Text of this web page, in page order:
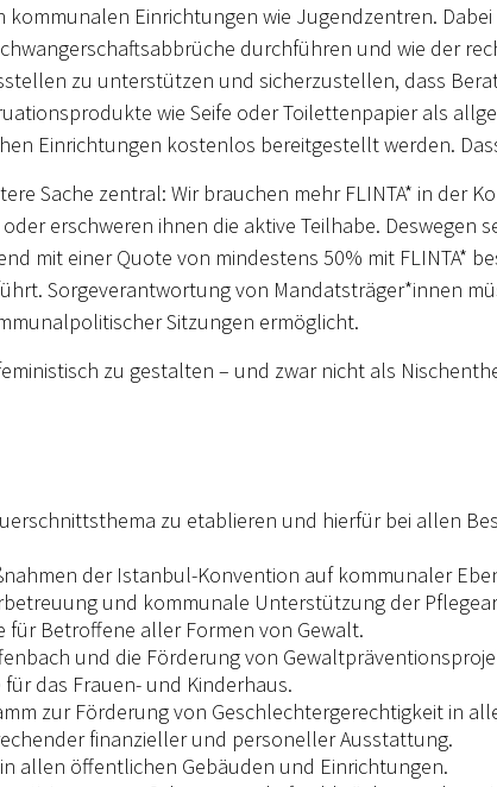
kommunalen Einrichtungen wie Jugendzentren.
durchführen und wie der
zu unterstützen und sicherzustellen, dass
wie Seife oder Toilettenpapier als
Einrichtungen kostenlos bereitgestellt werden.
Sache zentral: Wir brauchen mehr FLINTA* in der
erschweren ihnen die aktive Teilhabe. Deswegen
mit einer Quote von mindestens 50% mit FLINTA*
Sorgeverantwortung von Mandatsträger*innen
Sitzungen ermöglicht.
zu gestalten – und zwar nicht als
zu etablieren und hierfür bei allen
der Istanbul-Konvention auf kommunaler
und kommunale Unterstützung der
Betroffene aller Formen von Gewalt.
und die Förderung von
das Frauen- und Kinderhaus.
zur Förderung von Geschlechtergerechtigkeit in
finanzieller und personeller Ausstattung.
allen öffentlichen Gebäuden und Einrichtungen.